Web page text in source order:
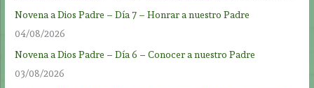
Novena a Dios Padre – Día 7 – Honrar a nuestro Padre
04/08/2026
Novena a Dios Padre – Día 6 – Conocer a nuestro Padre
03/08/2026